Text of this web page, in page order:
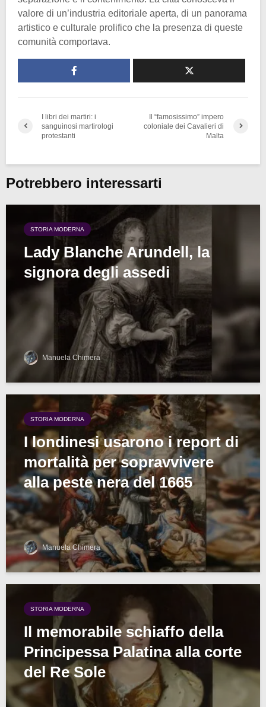
valore di un’industria editoriale aperta, di un panorama
artistico e culturale prolifico che la presenza di queste
comunità comportava.
I libri dei martiri: i
sanguinosi martirologi
protestanti
Il “famosissimo” impero
coloniale dei Cavalieri di
Malta
Potrebbero interessarti
STORIA MODERNA
Lady Blanche Arundell, la
signora degli assedi
Manuela Chimera
STORIA MODERNA
I londinesi usarono i report di
mortalità per sopravvivere
alla peste nera del 1665
Manuela Chimera
STORIA MODERNA
Il memorabile schiaffo della
Principessa Palatina alla corte
del Re Sole